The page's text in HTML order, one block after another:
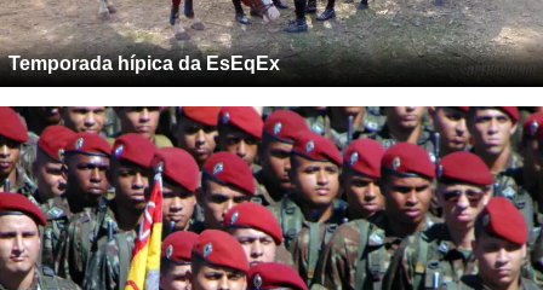
Temporada hípica da EsEqEx